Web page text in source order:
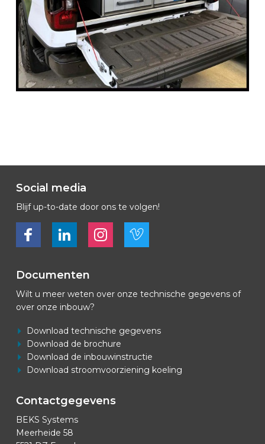
Social media
Blijf up-to-date door ons te volgen!
Bekijk ons op FacebookBekijk ons op LinkedInBekijk ons op LinkedInBekijk ons op Vimeo
Documenten
Wilt u meer weten over onze technische gegevens of
over onze inbouw?
Download technische gegevens
Download de brochure
Download de inbouwinstructie
Download stroomvoorziening koeling
Contactgegevens
BEKS Systems
Meerheide 58